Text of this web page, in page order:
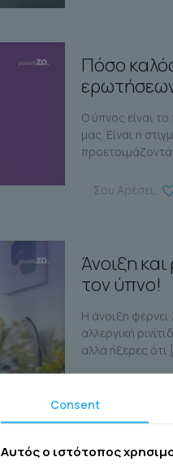
Πόσο
Ο ύπνος είναι
μας. Είναι η
Σου Αρέσει;
Άνοιξη
τον ύπνο!
Η άνοιξη
αλλεργική
αλλά ήξερες ότι
Consent
Αυτός ο ιστότοπος